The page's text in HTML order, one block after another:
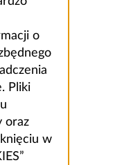
o
Pliki
oraz
w